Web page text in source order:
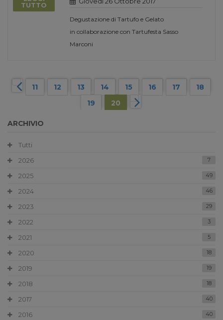
TUTTO
Degustazione di Tartufo e Gelato
in collaborazione con Tartufesta Sasso
Marconi
11 12 13 14 15 16 17
18
19
20
ARCHIVIO
Tutti
2026
7
2025 49
2024 46
2023 29
2022 3
2021 5
2020 18
2019 19
2018 18
2017 40
2016 40